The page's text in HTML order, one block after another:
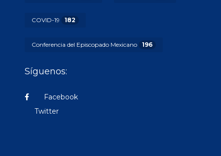
COVID-19 182
Conferencia del Episcopado Mexicano 196
Síguenos:
Facebook
Twitter